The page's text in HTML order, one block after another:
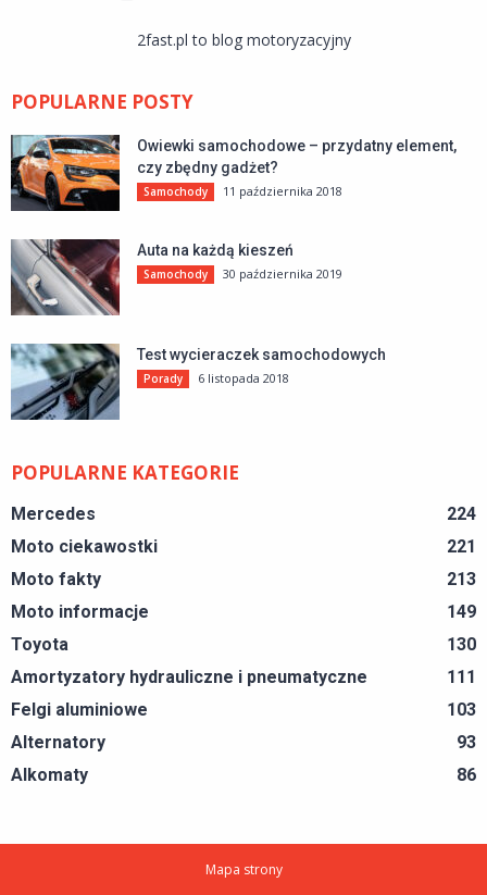
2fast.pl to blog motoryzacyjny
POPULARNE POSTY
Owiewki samochodowe – przydatny element,
czy zbędny gadżet?
Samochody 11 października 2018
Auta na każdą kieszeń
Samochody 30 października 2019
Test wycieraczek samochodowych
Porady 6 listopada 2018
POPULARNE KATEGORIE
Mercedes
224
Moto ciekawostki
221
Moto fakty
213
Moto informacje
149
Toyota
130
Amortyzatory hydrauliczne i pneumatyczne
111
Felgi aluminiowe
103
Alternatory
93
Alkomaty
86
Mapa strony